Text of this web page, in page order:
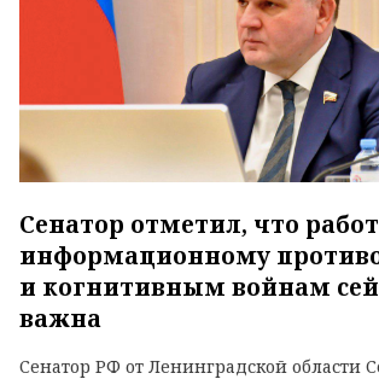
Сенатор отметил, что
информационному
и когнитивным войнам
важна
Сенатор РФ от Ленинградской области